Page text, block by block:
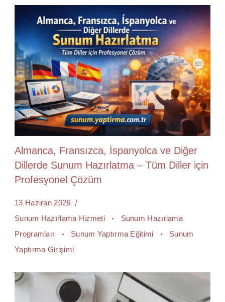
Almanca, Fransızca, İspanyolca ve Diğer
Dillerde Sunum Hazırlatma – Tüm Diller için
Profesyonel Çözüm
13 Haziran 2026
Sunum Hazırlama Hizmeti
Sunum Hazırlama
Programları
Sunum Yaptırma Eğitimi
Sunum
Yaptırma Girişimi